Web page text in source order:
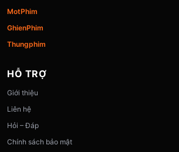
MotPhim
GhienPhim
Thungphim
HỖ TRỢ
Giới thiệu
Liên hệ
Hỏi – Đáp
Chính sách bảo mật